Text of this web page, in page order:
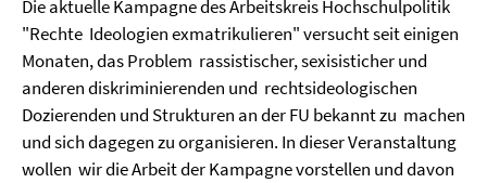
Die aktuelle Kampagne des Arbeitskreis Hochschulpolitik
"Rechte Ideologien exmatrikulieren" versucht seit einigen
Monaten, das Problem rassistischer, sexisisticher und
anderen diskriminierenden und rechtsideologischen
Dozierenden und Strukturen an der FU bekannt zu machen
und sich dagegen zu organisieren. In dieser Veranstaltung
wollen wir die Arbeit der Kampagne vorstellen und davon